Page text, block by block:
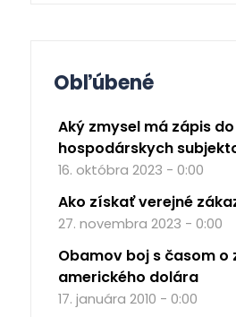
Obľúbené
Aký zmysel má zápis
hospodárskych
16. októbra 2023 - 0:00
Ako získať verejné
27. novembra 2023 - 0:00
Obamov boj s časom o
amerického dolára
17. januára 2010 - 0:00